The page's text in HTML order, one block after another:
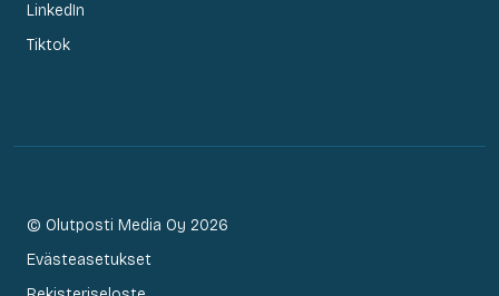
LinkedIn
Tiktok
© Olutposti Media Oy 2026
Evästeasetukset